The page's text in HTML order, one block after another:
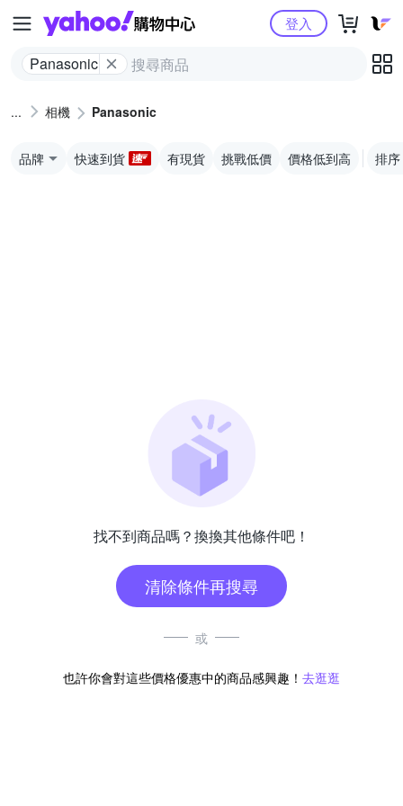
Yahoo購物中心
Panasonic
登入
相機 Panasonic
品牌 快速到貨 有現貨 挑戰低價 價格低到高 排序
找不到商品嗎？換換其他條件吧！
清除條件再搜尋
或
也許你會對這些價格優惠中的商品感興趣！ 去逛逛